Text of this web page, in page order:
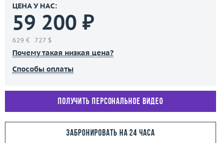
ЦЕНА У НАС:
59 200 ₽
629 € 727 $
Почему такая низкая цена?
Способы оплаты
Получить персональное видео
Забронировать на 24 часа